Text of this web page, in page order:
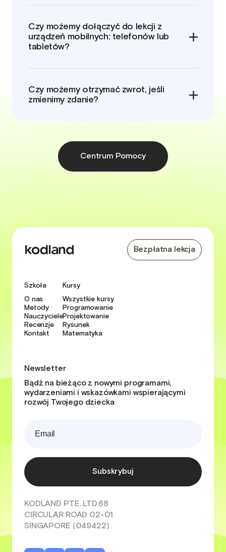
Czy możemy dołączyć do lekcji z
urządzeń mobilnych: telefonów lub
tabletów?
Czy możemy otrzymać zwrot, jeśli
zmienimy zdanie?
Centrum Pomocy
Bezpłatna lekcja
Szkoła
O nas
Metody
Nauczyciele
Recenzje
Kontakt
Kursy
Wszystkie kursy
Programowanie
Projektowanie
Rysunek
Matematyka
Newsletter
Bądź na bieżąco z nowymi programami,
wydarzeniami i wskazówkami wspierającymi
rozwój Twojego dziecka
Subskrybuj
KODLAND PTE. LTD.68
CIRCULAR ROAD 02-01
SINGAPORE (049422)